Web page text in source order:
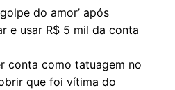
do amor’ após
e usar R$ 5 mil da conta
conta como tatuagem no
que foi vítima do